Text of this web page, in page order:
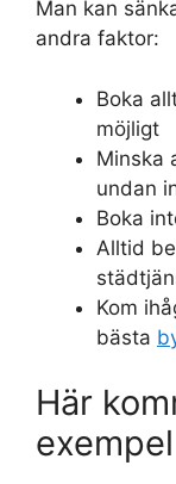
Man kan
andra faktor:
Boka
möjligt
Minska
undan
Boka
Alltid
Kom
bästa
Här
exempel